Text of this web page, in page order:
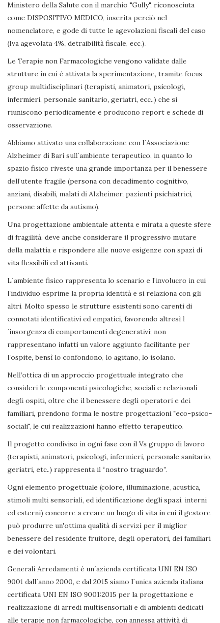
Ministero della Salute con il marchio "Gully", riconosciuta
come DISPOSITIVO MEDICO, inserita perciò nel
nomenclatore, e gode di tutte le agevolazioni fiscali del caso
(Iva agevolata 4%, detraibilità fiscale, ecc.).
Le Terapie non Farmacologiche vengono validate dalle
strutture in cui è attivata la sperimentazione, tramite focus
group multidisciplinari (terapisti, animatori, psicologi,
infermieri, personale sanitario, geriatri, ecc..) che si
riuniscono periodicamente e producono report e schede di
osservazione.
Abbiamo attivato una collaborazione con l´Associazione
Alzheimer di Bari sull´ambiente terapeutico, in quanto lo
spazio fisico riveste una grande importanza per il benessere
dell’utente fragile (persona con decadimento cognitivo,
anziani, disabili, malati di Alzheimer, pazienti psichiatrici,
persone affette da autismo).
Una progettazione ambientale attenta e mirata a queste sfere
di fragilità, deve anche considerare il progressivo mutare
della malattia e rispondere alle nuove esigenze con spazi di
vita flessibili ed attivanti.
L´ambiente fisico rappresenta lo scenario e l’involucro in cui
l’individuo esprime la propria identità e si relaziona con gli
altri. Molto spesso le strutture esistenti sono carenti di
connotati identificativi ed empatici, favorendo altresì l
´insorgenza di comportamenti degenerativi; non
rappresentano infatti un valore aggiunto facilitante per
l’ospite, bensì lo confondono, lo agitano, lo isolano.
Nell’ottica di un approccio progettuale integrato che
consideri le componenti psicologiche, sociali e relazionali
degli ospiti, oltre che il benessere degli operatori e dei
familiari, prendono forma le nostre progettazioni "eco-psico-
sociali", le cui realizzazioni hanno effetto terapeutico.
Il progetto condiviso in ogni fase con il Vs gruppo di lavoro
(terapisti, animatori, psicologi, infermieri, personale sanitario,
geriatri, etc..) rappresenta il “nostro traguardo”.
Ogni elemento progettuale (colore, illuminazione, acustica,
stimoli multi sensoriali, ed identificazione degli spazi, interni
ed esterni) concorre a creare un luogo di vita in cui il gestore
può produrre un'ottima qualità di servizi per il miglior
benessere del residente fruitore, degli operatori, dei familiari
e dei volontari.
Generali Arredamenti è un´azienda certificata UNI EN ISO
9001 dall´anno 2000, e dal 2015 siamo l´unica azienda italiana
certificata UNI EN ISO 9001:2015 per la progettazione e
realizzazione di arredi multisensoriali e di ambienti dedicati
alle terapie non farmacologiche, con annessa attività di